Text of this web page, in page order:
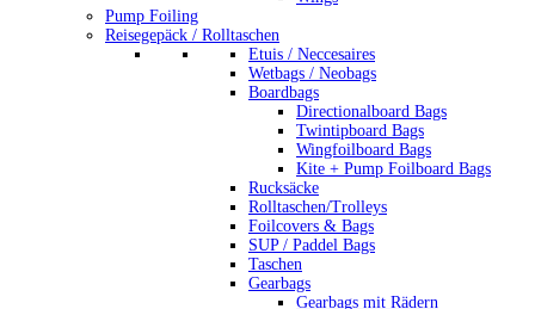
Pump Foiling
Reisegepäck / Rolltaschen
Etuis / Neccesaires
Wetbags / Neobags
Boardbags
Directionalboard Bags
Twintipboard Bags
Wingfoilboard Bags
Kite + Pump Foilboard Bags
Rucksäcke
Rolltaschen/Trolleys
Foilcovers & Bags
SUP / Paddel Bags
Taschen
Gearbags
Gearbags mit Rädern